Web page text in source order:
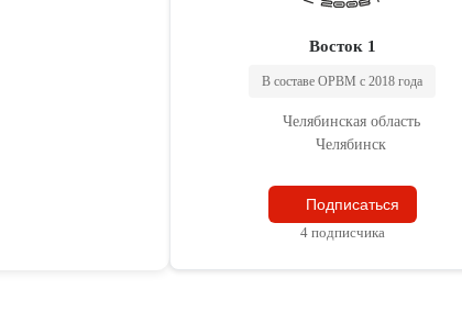
Восток 1
В составе ОРВМ с 2018 года
Челябинская область
Челябинск
Подписаться
4 подписчика